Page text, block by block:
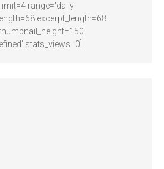
range='daily'
excerpt_length=68
stats_views=0]